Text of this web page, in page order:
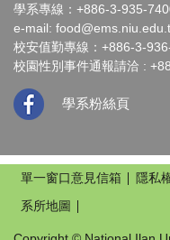
學系專線：+886-3-935-
e-mail:
校安值勤專線：+886-3-
校園性別事件通報請洽 :
學系粉絲頁
單一窗口意見信箱 隱私
系所地圖